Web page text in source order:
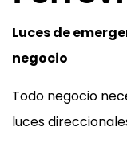
Luces de
negocio
Todo negocio
luces